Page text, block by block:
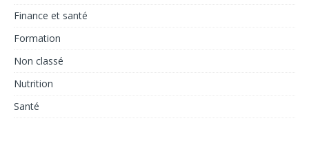
Finance et santé
Formation
Non classé
Nutrition
Santé